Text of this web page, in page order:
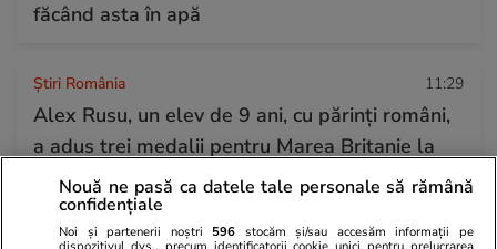
făcând asta în apă
Știri România 11:29
Alex Rusu, un elev de 9 ani, cu părinți români,
a adus trei medalii pentru Marea Britanie la
Olimpiada Internațională STEM, din Roma
Nouă ne pasă ca datele tale personale să rămână
confidențiale
Noi și partenerii noștri 596 stocăm și/sau accesăm informații pe